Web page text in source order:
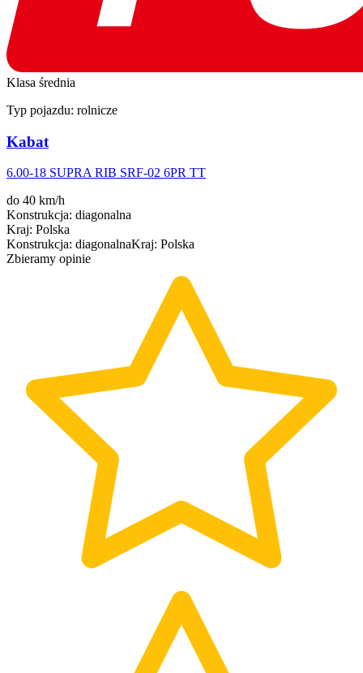
Klasa średnia
Typ pojazdu: rolnicze
Kabat
6.00-18 SUPRA RIB SRF-02 6PR TT
do 40 km/h
Konstrukcja: diagonalna
Kraj: Polska
Konstrukcja: diagonalnaKraj: Polska
Zbieramy opinie